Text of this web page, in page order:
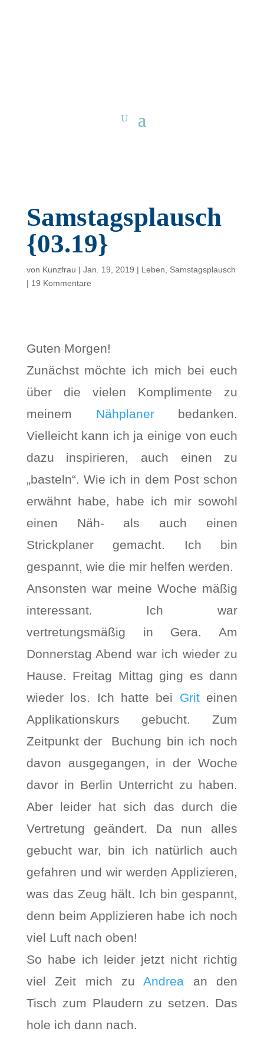
Samstagsplausch
{03.19}
von Kunzfrau | Jan. 19, 2019 | Leben
Samstagsplausch
| 19 Kommentare
Guten Morgen!
Zunächst möchte ich mich bei euch
über die vielen Komplimente zu
meinem Nähplanerbedanken.
Vielleicht kann ich ja einige von euch
dazu inspirieren, auch einen zu
„basteln“. Wie ich in dem Post schon
erwähnt habe, habe ich mir sowohl
einen Näh- als auch einen
Strickplaner gemacht. Ich bin
gespannt, wie die mir helfen werden.
Ansonsten war meine Woche mäßig
interessant. Ich war
vertretungsmäßig in Gera. Am
Donnerstag Abend war ich wieder zu
Hause. Freitag Mittag ging es dann
wieder los. Ich hatte bei Griteinen
Applikationskurs gebucht. Zum
Zeitpunkt der Buchung bin ich noch
davon ausgegangen, in der Woche
davor in Berlin Unterricht zu haben.
Aber leider hat sich das durch die
Vertretung geändert. Da nun alles
gebucht war, bin ich natürlich auch
gefahren und wir werden Applizieren,
was das Zeug hält. Ich bin gespannt,
denn beim Applizieren habe ich noch
viel Luft nach oben!
So habe ich leider jetzt nicht richtig
viel Zeit mich zuAndrea an den
Tisch zum Plaudern zu setzen. Das
hole ich dann nach.